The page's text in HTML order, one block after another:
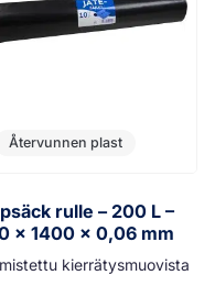
Återvunnen plast
rulle – 200 L –
x 1400 x 0,06 mm
kierrätysmuovista